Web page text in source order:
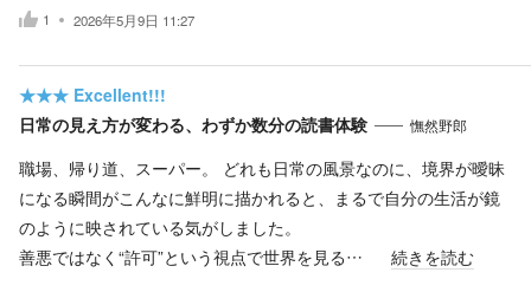
1 2026年5月9日 11:27
★★★ Excellent!!!
日常の見え方が変わる、わずか数分の読書体験
憮然野郎
職場、帰り道、スーパー。 どれも日常の風景なのに、境界が曖昧
になる瞬間がこんなに鮮明に描かれると、まるで自分の生活が鏡
のように映されている気がしました。
善悪ではなく“許可”という視点で世界を見る…
続きを読む